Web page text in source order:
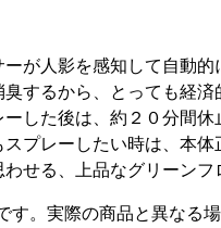
が人影を感知して自動的
するから、とっても経済
した後は、約２０分間
プレーしたい時は、本
せる、上品なグリーンフ
。実際の商品と異なる場